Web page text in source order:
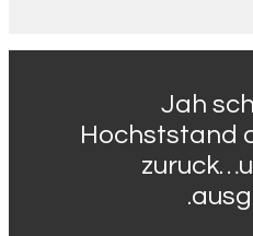
Jah
Hochststand